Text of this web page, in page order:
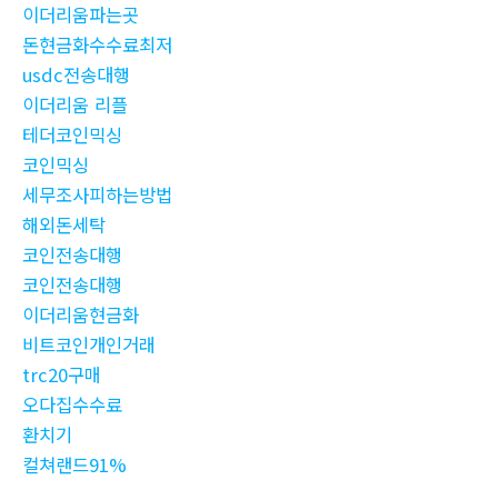
이더리움파는곳
돈현금화수수료최저
usdc전송대행
이더리움 리플
테더코인믹싱
코인믹싱
세무조사피하는방법
해외돈세탁
코인전송대행
코인전송대행
이더리움현금화
비트코인개인거래
trc20구매
오다집수수료
환치기
컬쳐랜드91%